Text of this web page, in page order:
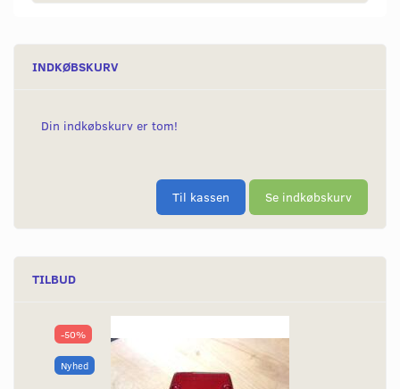
INDKØBSKURV
Din indkøbskurv er tom!
Til kassen Se indkøbskurv
TILBUD
-50%
Nyhed